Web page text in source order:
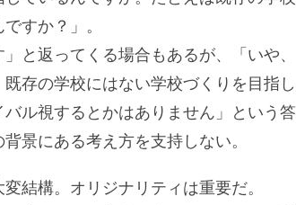
すか？」。
と返ってくる場合もあるが、「いや、
存の学校にはない学校づくりを目指し
ル視するとかはありません」という答
景にある考え方を支持しない。
変結構。オリジナリティは重要だ。